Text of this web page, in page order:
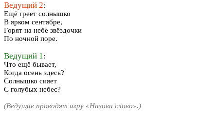
Ведущий 2:
Ещё греет солнышко
В ярком сентябре,
Горят на небе звёздочки
По ночной поре.
Ведущий 1:
Что ещё бывает,
Когда осень здесь?
Солнышко сияет
С голубых небес?
(Ведущие проводят игру «Назови слово».)